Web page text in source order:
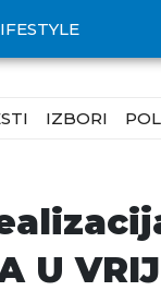
IZBORI
U